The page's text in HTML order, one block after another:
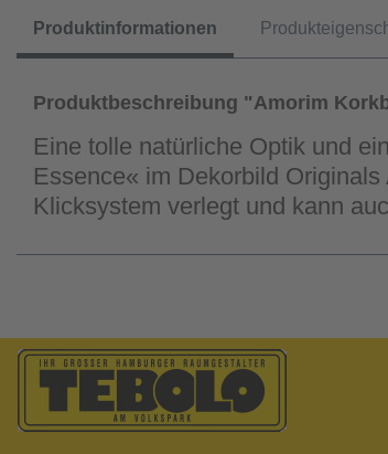
Produktinformationen
Produktbeschreibung "Amorim
Eine tolle natürliche Optik und
Essence« im Dekorbild
Klicksystem verlegt und kann